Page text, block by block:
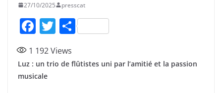
27/10/2025 presscat
F
c
e
T
itt
er
P
ta
g
1 192Views
Luz : un trio de flûtistes uni par l’amitié et la passion
musicale